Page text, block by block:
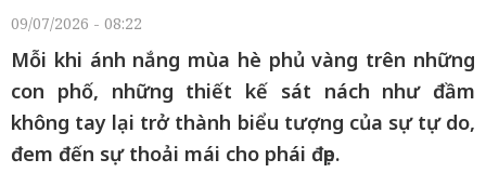
09/07/2026 - 08:22
Mỗi khi ánh nắng mùa hè phủ vàng trên những
con phố, những thiết kế sát nách như đầm
không tay lại trở thành biểu tượng của sự tự do,
đem đến sự thoải mái cho phái đẹp.